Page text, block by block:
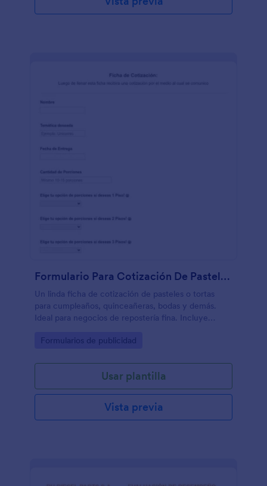
Formulario Para Cotización De Pastelería Elaboración De Pastel
Un linda ficha de cotización de pasteles o tortas
para cumpleaños, quinceañeras, bodas y demás.
Ideal para negocios de repostería fina. Incluye
porciones, temática deseada, etc
Go to Category:
Formularios de publicidad
Usar plantilla
Vista previa